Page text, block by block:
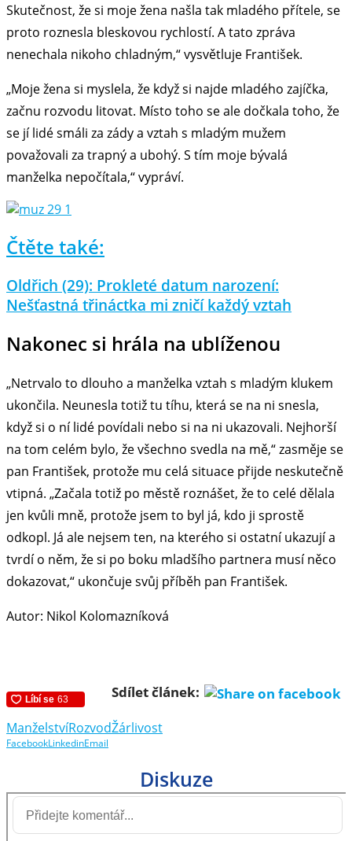
Skutečnost, že si moje žena našla tak mladého přítele, se
proto roznesla bleskovou rychlostí. A tato zpráva
nenechala nikoho chladným,“ vysvětluje František.
„Moje žena si myslela, že když si najde mladého zajíčka,
začnu rozvodu litovat. Místo toho se ale dočkala toho, že
se jí lidé smáli za zády a vztah s mladým mužem
považovali za trapný a ubohý. S tím moje bývalá
manželka nepočítala,“ vypráví.
Čtěte také:
Oldřich (29): Prokleté datum narození:
Nešťastná třináctka mi zničí každý vztah
Nakonec si hrála na ublíženou
„Netrvalo to dlouho a manželka vztah s mladým klukem
ukončila. Neunesla totiž tu tíhu, která se na ni snesla,
když si o ní lidé povídali nebo si na ni ukazovali. Nejhorší
na tom celém bylo, že všechno svedla na mě,“ zasměje se
pan František, protože mu celá situace přijde neskutečně
vtipná. „Začala totiž po městě roznášet, že to celé dělala
jen kvůli mně, protože jsem to byl já, kdo ji sprostě
odkopl. Já ale nejsem ten, na kterého si ostatní ukazují a
tvrdí o něm, že si po boku mladšího partnera musí něco
dokazovat,“ ukončuje svůj příběh pan František.
Autor: Nikol Kolomazníková
Sdílet článek:
ManželstvíRozvodŽárlivost
FacebookLinkedinEmail
Diskuze